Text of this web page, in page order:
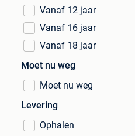
Vanaf 12 jaar
Vanaf 16 jaar
Vanaf 18 jaar
Moet nu weg
Moet nu weg
Levering
Ophalen